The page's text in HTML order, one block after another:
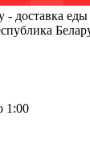
- доставка еды
1:00